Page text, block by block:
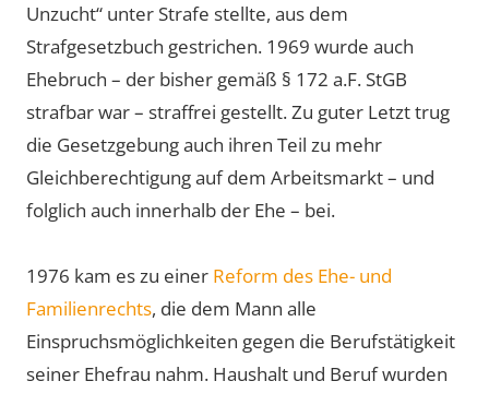
Unzucht“ unter Strafe stellte, aus dem
Strafgesetzbuch gestrichen. 1969 wurde auch
Ehebruch – der bisher gemäß § 172 a.F. StGB
strafbar war – straffrei gestellt. Zu guter Letzt trug
die Gesetzgebung auch ihren Teil zu mehr
Gleichberechtigung auf dem Arbeitsmarkt – und
folglich auch innerhalb der Ehe – bei.
1976 kam es zu einer Reform des Ehe- und
Familienrechts, die dem Mann alle
Einspruchsmöglichkeiten gegen die Berufstätigkeit
seiner Ehefrau nahm. Haushalt und Beruf wurden